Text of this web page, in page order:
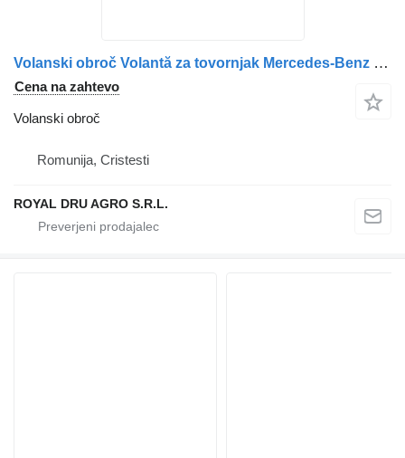
Volanski obroč Volantă za tovornjak Mercedes-Benz Cod: A9060306805 / A9060305705 / A9060303205 / A9060303805 / A3520321305
Cena na zahtevo
Volanski obroč
Romunija, Cristesti
ROYAL DRU AGRO S.R.L.